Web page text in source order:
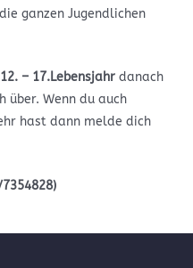
ganzen Jugendlichen
12. – 17.Lebensjahr danach
Wenn du auch
hast dann melde dich